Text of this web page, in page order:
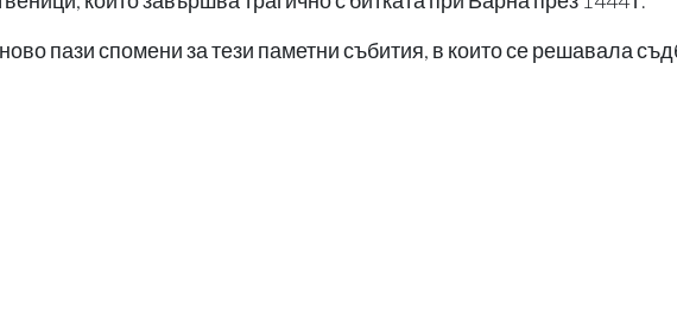
пази спомени за тези паметни събития, в които се решавала